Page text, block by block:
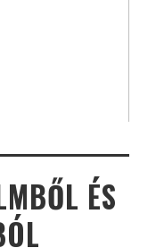
ÉS